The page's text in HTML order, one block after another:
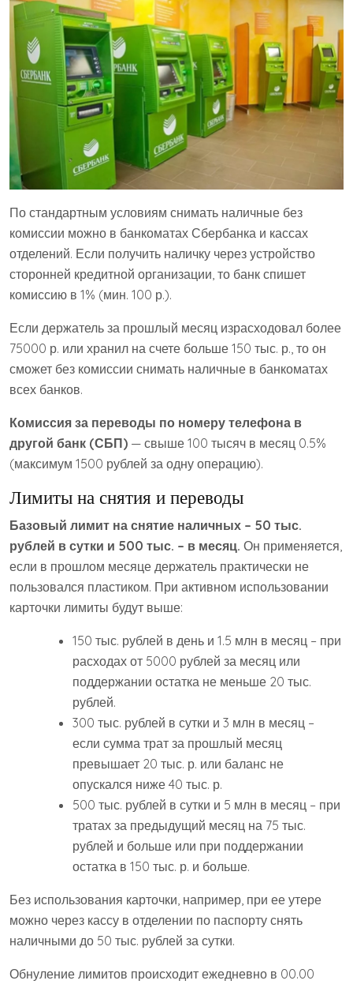
По стандартным условиям снимать наличные без
комиссии можно в банкоматах Сбербанка и кассах
отделений. Если получить наличку через устройство
сторонней кредитной организации, то банк спишет
комиссию в 1% (мин. 100 р.).
Если держатель за прошлый месяц израсходовал более
75000 р. или хранил на счете больше 150 тыс. р., то он
сможет без комиссии снимать наличные в банкоматах
всех банков.
Комиссия за переводы по номеру телефона в
другой банк (СБП) — свыше 100 тысяч в месяц 0.5%
(максимум 1500 рублей за одну операцию).
Лимиты на снятия и переводы
Базовый лимит на снятие наличных – 50 тыс.
рублей в сутки и 500 тыс. – в месяц. Он применяется,
если в прошлом месяце держатель практически не
пользовался пластиком. При активном использовании
карточки лимиты будут выше:
150 тыс. рублей в день и 1.5 млн в месяц – при
расходах от 5000 рублей за месяц или
поддержании остатка не меньше 20 тыс.
рублей.
300 тыс. рублей в сутки и 3 млн в месяц –
если сумма трат за прошлый месяц
превышает 20 тыс. р. или баланс не
опускался ниже 40 тыс. р.
500 тыс. рублей в сутки и 5 млн в месяц – при
тратах за предыдущий месяц на 75 тыс.
рублей и больше или при поддержании
остатка в 150 тыс. р. и больше.
Без использования карточки, например, при ее утере
можно через кассу в отделении по паспорту снять
наличными до 50 тыс. рублей за сутки.
Обнуление лимитов происходит ежедневно в 00.00